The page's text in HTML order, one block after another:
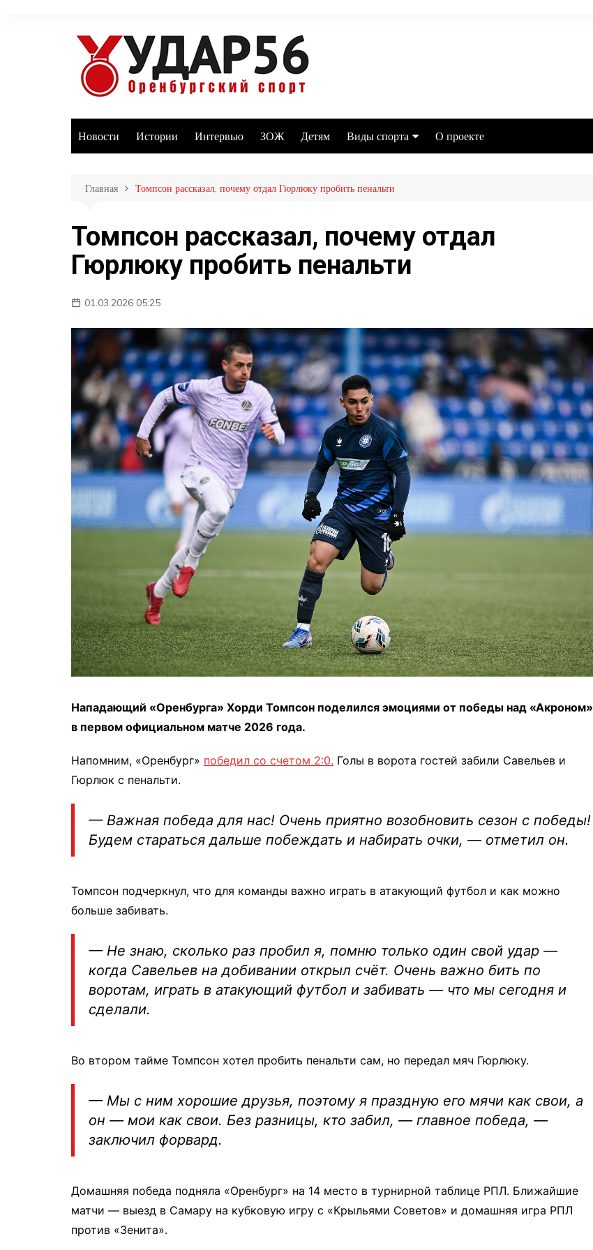
Новости Истории Интервью ЗОЖ Детям Виды спорта
MMA
Баскетбол
Бокс
Бег
Дзюдо
Волейбол
Тяжелая атлетика
Водные виды спорта
Хоккей с мячом
Автоспорт
Остальное
О проекте
Главная Томпсон рассказал, почему отдал Гюрлюку пробить пенальти
Томпсон рассказал, почему отдал
Гюрлюку пробить пенальти
01.03.2026 05:25
Нападающий «Оренбурга» Хорди Томпсон поделился эмоциями от победы над «Акроном»
в первом официальном матче 2026 года.
Напомним, «Оренбург» победил со счетом 2:0. Голы в ворота гостей забили Савельев и
Гюрлюк с пенальти.
— Важная победа для нас! Очень приятно возобновить сезон с победы!
Будем стараться дальше побеждать и набирать очки, — отметил он.
Томпсон подчеркнул, что для команды важно играть в атакующий футбол и как можно
больше забивать.
— Не знаю, сколько раз пробил я, помню только один свой удар —
когда Савельев на добивании открыл счёт. Очень важно бить по
воротам, играть в атакующий футбол и забивать — что мы сегодня и
сделали.
Во втором тайме Томпсон хотел пробить пенальти сам, но передал мяч Гюрлюку.
— Мы с ним хорошие друзья, поэтому я праздную его мячи как свои, а
он — мои как свои. Без разницы, кто забил, — главное победа, —
заключил форвард.
Домашняя победа подняла «Оренбург» на 14 место в турнирной таблице РПЛ. Ближайшие
матчи — выезд в Самару на кубковую игру с «Крыльями Советов» и домашняя игра РПЛ
против «Зенита».